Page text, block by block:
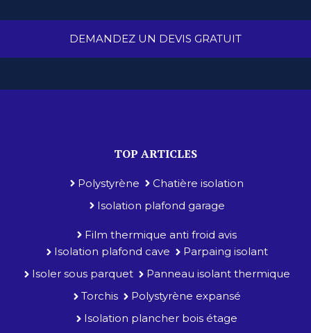
DEMANDEZ UN DEVIS GRATUIT
TOP ARTICLES
Polystyrène
Chatière isolation
Isolation plafond garage
Film thermique anti froid avis
Isolation plafond cave
Parpaing isolant
Isoler sous parquet
Panneau isolant thermique
Torchis
Polystyrène expansé
Isolation plancher bois étage